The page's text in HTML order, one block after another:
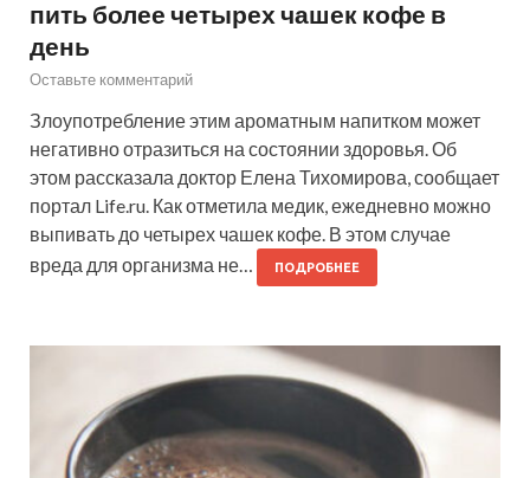
пить более четырех чашек кофе в
день
Оставьте комментарий
Злоупотребление этим ароматным напитком может
негативно отразиться на состоянии здоровья. Об
этом рассказала доктор Елена Тихомирова, сообщает
портал Life.ru. Как отметила медик, ежедневно можно
выпивать до четырех чашек кофе. В этом случае
вреда для организма не…
ПОДРОБНЕЕ